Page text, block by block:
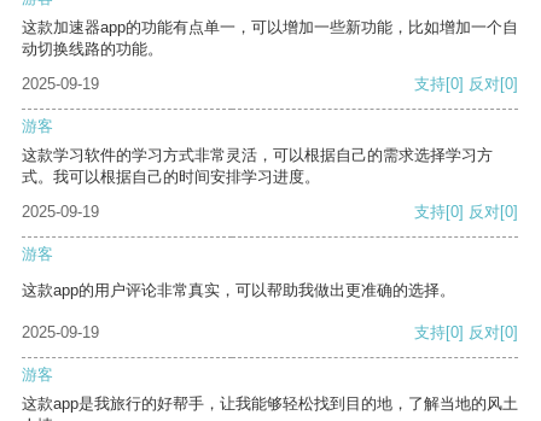
这款加速器app的功能有点单一，可以增加一些新功能，比如增加一个自
动切换线路的功能。
2025-09-19
支持[0] 反对[0]
游客
这款学习软件的学习方式非常灵活，可以根据自己的需求选择学习方
式。我可以根据自己的时间安排学习进度。
2025-09-19
支持[0] 反对[0]
游客
这款app的用户评论非常真实，可以帮助我做出更准确的选择。
2025-09-19 支持[0] 反对[0]
游客
这款app是我旅行的好帮手，让我能够轻松找到目的地，了解当地的风土